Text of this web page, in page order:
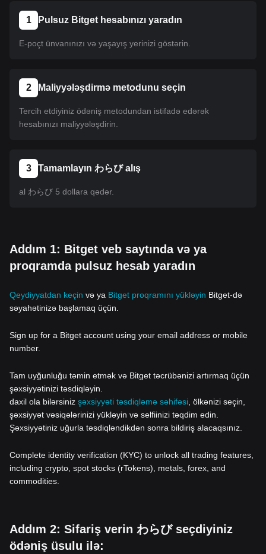
1 Pulsuz Bitget hesabınızı yaradın
E-poçt ünvanınızı və yaşayış yerinizi göstərin.
2 Maliyyələşdirmə metodunu seçin
Tercih etdiyiniz ödəniş metodundan istifadə edərək
hesabınızı maliyyələşdirin.
3 Tamamlayın わらび alış
al わらび 5 dollara qədər.
Addım 1: Bitget veb saytında və ya
proqramda pulsuz hesab yaradın
Qeydiyyatdan keçin və ya Bitget proqramını yükləyin Bitget-də
səyahətinizə başlamaq üçün.
Sign up for a Bitget account using your email address or mobile
number.
Tam uyğunluğu təmin etmək və Bitget təcrübənizi artırmaq üçün
şəxsiyyətinizi təsdiqləyin.
daxil ola bilərsiniz şəxsiyyəti təsdiqləmə səhifəsi , ölkənizi seçin,
şəxsiyyət vəsiqələrinizi yükləyin və selfiinizi təqdim edin.
Şəxsiyyətiniz uğurla təsdiqləndikdən sonra bildiriş alacaqsınız.
Complete identity verification (KYC) to unlock all trading features,
including crypto, spot stocks (rTokens), metals, forex, and
commodities.
Addım 2: Sifariş verin わらび seçdiyiniz
ödəniş üsulu ilə: